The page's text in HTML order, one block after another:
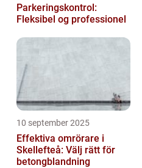
Parkeringskontrol:
Fleksibel og professionel
10 september 2025
Effektiva omrörare i
Skellefteå: Välj rätt för
betongblandning